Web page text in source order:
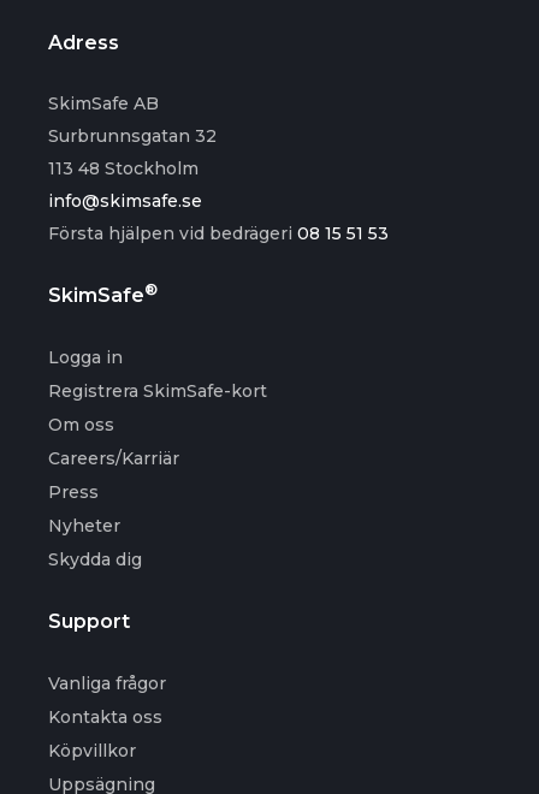
Adress
SkimSafe AB
Surbrunnsgatan 32
113 48 Stockholm
info@skimsafe.se
Första hjälpen vid bedrägeri 08 15 51 53
SkimSafe®
Logga in
Registrera SkimSafe-kort
Om oss
Careers/Karriär
Press
Nyheter
Skydda dig
Support
Vanliga frågor
Kontakta oss
Köpvillkor
Uppsägning